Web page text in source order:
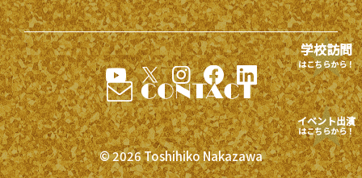
学校訪問
はこちらから！
イベント出演
はこちらから！
© 2026 Toshihiko Nakazawa